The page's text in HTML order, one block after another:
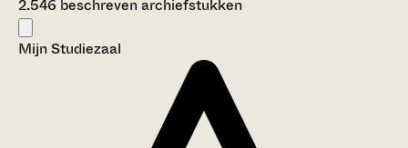
2.546 beschreven archiefstukken
Mijn Studiezaal